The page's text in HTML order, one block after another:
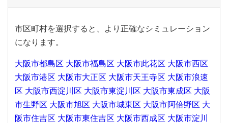
市区町村を選択すると、より正確なシミュレーション
になります。
大阪市都島区 大阪市福島区 大阪市此花区 大阪市西区
大阪市港区 大阪市大正区 大阪市天王寺区 大阪市浪速
区 大阪市西淀川区 大阪市東淀川区 大阪市東成区 大阪
市生野区 大阪市旭区 大阪市城東区 大阪市阿倍野区 大
阪市住吉区 大阪市東住吉区 大阪市西成区 大阪市淀川